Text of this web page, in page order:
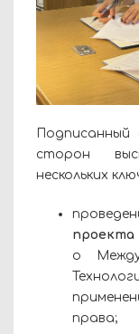
сторон
нескольких
проекта
о
права;